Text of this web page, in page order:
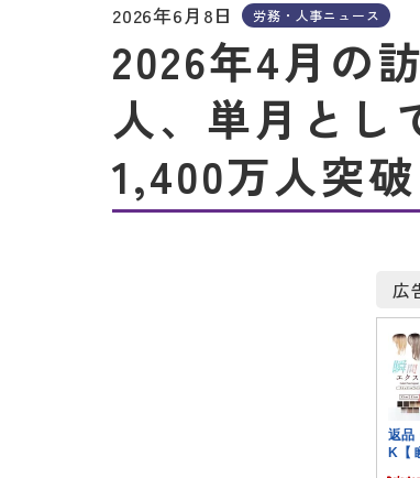
2026年6月8日 労務・人事ニュース
2026年4月の
人、単月とし
1,400万人突破
広